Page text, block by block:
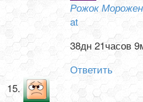
Рожок
at
38дн 21часов
Ответить